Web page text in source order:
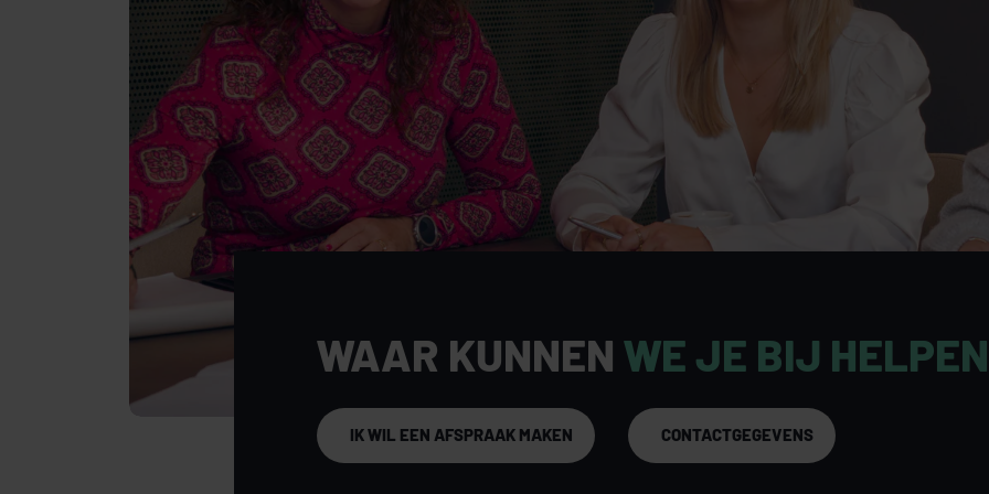
WAAR KUNNEN WE JE BIJ
IK WIL EEN AFSPRAAK MAKEN CONTACTGEGEVENS